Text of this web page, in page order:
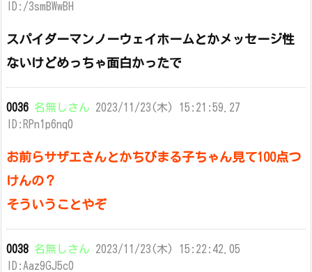
ID:/3smBWwBH
スパイダーマンノーウェイホームとかメッセージ性
ないけどめっちゃ面白かったで
0036 名無しさん 2023/11/23(木) 15:21:59.27
ID:RPn1p6nq0
お前らサザエさんとかちびまる子ちゃん見て100点つ
けんの？
そういうことやぞ
0038 名無しさん 2023/11/23(木) 15:22:42.05
ID:Aaz9GJ5c0